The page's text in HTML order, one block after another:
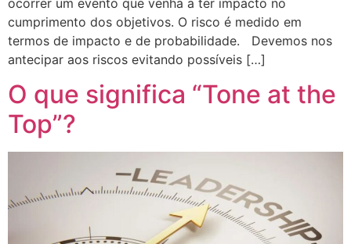
cumprimento dos objetivos. O risco é medido em
termos de impacto e de probabilidade. Devemos nos
antecipar aos riscos evitando possíveis […]
O que significa “Tone at the
Top”?